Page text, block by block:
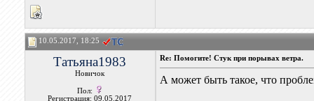
10.05.2017, 18:25
Татьяна1983
Новичок
Пол:
Регистрация: 09.05.2017
Re: Помогите! Стук при порывах ветра.
А может быть такое, что